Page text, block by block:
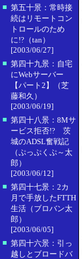
■ 第五十景：常時接
続はリモートコン
トロールのため
に!?（tan）
[2003/06/27]
■ 第四十九景：自宅
にWebサーバー
【パート2】（芝
藤和久）
[2003/06/19]
■ 第四十八景：8Mサ
ービス拒否!? 茨
城のADSL奮戦記
（ぷっぷくぷ～太
郎）
[2003/06/12]
■ 第四十七景：2カ
月で手放したFTTH
生活（ブロバン太
郎）
[2003/06/05]
■ 第四十六景：引っ
越しとブロードバ